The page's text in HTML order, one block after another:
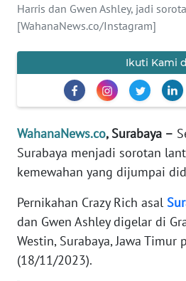
Harris dan Gwen Ashley, jadi
[WahanaNews.co/Instagram]
Ikuti Kami
WahanaNews.co, Surabaya –
Surabaya menjadi sorotan
kemewahan yang dijumpai
Pernikahan Crazy Rich asal
dan Gwen Ashley digelar di
Westin, Surabaya, Jawa Timur
(18/11/2023).
PENDIDIKAN
EDITORIAL
Informasi
INDEKS
BERITA
KONTAK